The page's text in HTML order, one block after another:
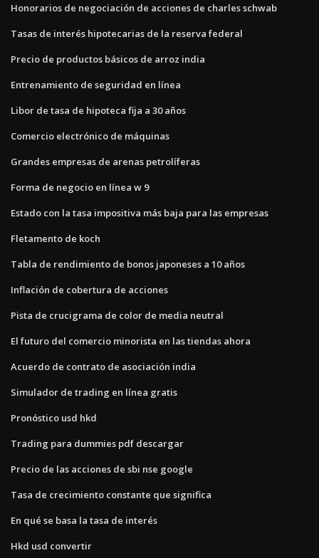
Honorarios de negociación de acciones de charles schwab
Tasas de interés hipotecarias de la reserva federal
Precio de productos básicos de arroz india
Entrenamiento de seguridad en línea
Libor de tasa de hipoteca fija a 30 años
Comercio electrónico de máquinas
Grandes empresas de arenas petrolíferas
Forma de negocio en línea w 9
Estado con la tasa impositiva más baja para las empresas
Fletamento de koch
Tabla de rendimiento de bonos japoneses a 10 años
Inflación de cobertura de acciones
Pista de crucigrama de color de media neutral
El futuro del comercio minorista en las tiendas ahora
Acuerdo de contrato de asociación india
Simulador de trading en línea gratis
Pronóstico usd hkd
Trading para dummies pdf descargar
Precio de las acciones de sbi nse google
Tasa de crecimiento constante que significa
En qué se basa la tasa de interés
Hkd usd convertir